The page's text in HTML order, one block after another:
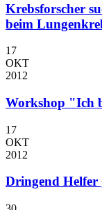
Krebsforscher
beim
17
OKT
2012
Workshop "Ich
17
OKT
2012
Dringend Helfer